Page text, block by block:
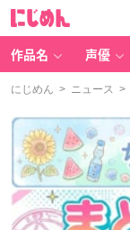
作品名 声優
にじめん > ニュース >